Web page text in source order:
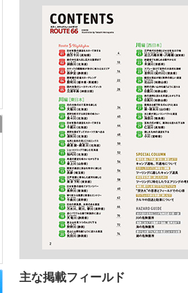
主な掲載フィールド